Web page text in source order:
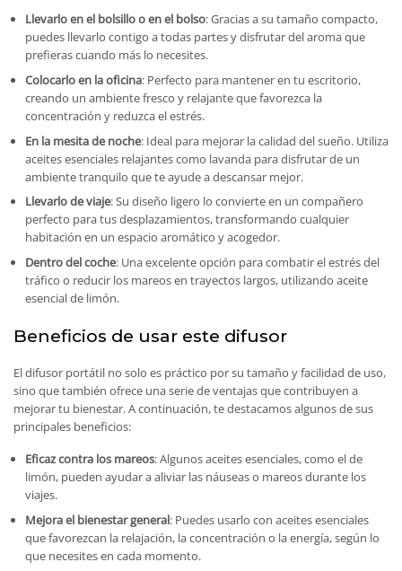
Llevarlo en el bolsillo o en el bolso: Gracias a su tamaño compacto,
puedes llevarlo contigo a todas partes y disfrutar del aroma que
prefieras cuando más lo necesites.
Colocarlo en la oficina: Perfecto para mantener en tu escritorio,
creando un ambiente fresco y relajante que favorezca la
concentración y reduzca el estrés.
En la mesita de noche: Ideal para mejorar la calidad del sueño. Utiliza
aceites esenciales relajantes como lavanda para disfrutar de un
ambiente tranquilo que te ayude a descansar mejor.
Llevarlo de viaje: Su diseño ligero lo convierte en un compañero
perfecto para tus desplazamientos, transformando cualquier
habitación en un espacio aromático y acogedor.
Dentro del coche: Una excelente opción para combatir el estrés del
tráfico o reducir los mareos en trayectos largos, utilizando aceite
esencial de limón.
Beneficios de usar este difusor
El difusor portátil no solo es práctico por su tamaño y facilidad de uso,
sino que también ofrece una serie de ventajas que contribuyen a
mejorar tu bienestar. A continuación, te destacamos algunos de sus
principales beneficios:
Eficaz contra los mareos: Algunos aceites esenciales, como el de
limón, pueden ayudar a aliviar las náuseas o mareos durante los
viajes.
Mejora el bienestar general: Puedes usarlo con aceites esenciales
que favorezcan la relajación, la concentración o la energía, según lo
que necesites en cada momento.